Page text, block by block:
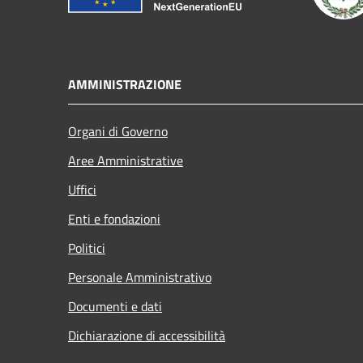
AMMINISTRAZIONE
Organi di Governo
Aree Amministrative
Uffici
Enti e fondazioni
Politici
Personale Amministrativo
Documenti e dati
Dichiarazione di accessibilità